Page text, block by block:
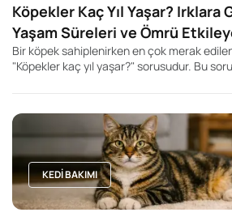
Köpekler Kaç Yıl Yaşar? Irklara
Yaşam Süreleri ve Ömrü
Bir köpek sahiplenirken en çok merak
"Köpekler kaç yıl yaşar?" sorusudur. Bu
önemli ölçüde etkileyebilir. Genel olarak
uzun yaşadığı, büyük ve dev ırkların ise
sahip olduğu bilinir. Ancak bu durum kesin
ırka mensup iki köpek bile tamamen farklı
olabilir.KEDI BAKIMI